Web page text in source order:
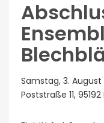
Samstag, 3. August
Poststraße 11,